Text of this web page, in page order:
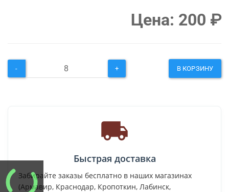
Цена: 200 ₽
- + В КОРЗИНУ
Быстрая доставка
Забирайте заказы бесплатно в наших магазинах
(Армавир, Краснодар, Кропоткин, Лабинск,